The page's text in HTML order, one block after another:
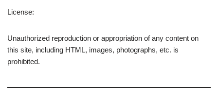
License:
Unauthorized reproduction or appropriation of any content on
this site, including HTML, images, photographs, etc. is
prohibited.